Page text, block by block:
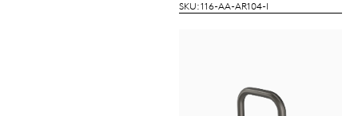
SKU: 116-AA-AR104-I